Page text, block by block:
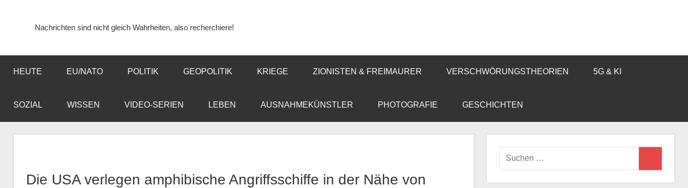
Nachrichten sind nicht gleich Wahrheiten, also recherchiere!
HEUTE EU/NATO POLITIK GEOPOLITIK KRIEGE ZIONISTEN & FREIMAURER VERSCHWÖRUNGSTHEORIEN 5G & KI
SOZIAL WISSEN VIDEO-SERIEN LEBEN AUSNAHMEKÜNSTLER PHOTOGRAFIE GESCHICHTEN
Die USA verlegen amphibische Angriffsschiffe in der Nähe von
Suchen
nach: